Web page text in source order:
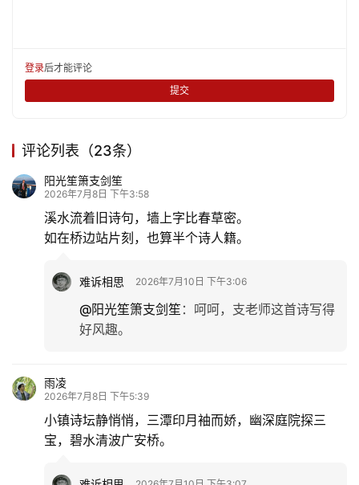
登录后才能评论
提交
评论列表（23条）
阳光笙箫支剑笙
2026年7月8日 下午3:58
溪水流着旧诗句，墙上字比春草密。
如在桥边站片刻，也算半个诗人籍。
难诉相思 2026年7月10日 下午3:06
@阳光笙箫支剑笙 ： 呵呵，支老师这首诗写得
好风趣。
雨凌
2026年7月8日 下午5:39
小镇诗坛静悄悄，三潭印月袖而娇，幽深庭院探三
宝，碧水清波广安桥。